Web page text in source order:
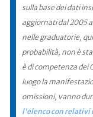
sulla base dei dati
aggiornati dal 2005
nelle graduatorie,
probabilità, non è
è di competenza dei
luogo la
omissioni, vanno
l'elenco con relativi